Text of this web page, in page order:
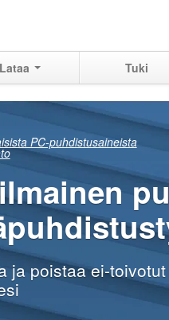
Lataa Tuki
vielä